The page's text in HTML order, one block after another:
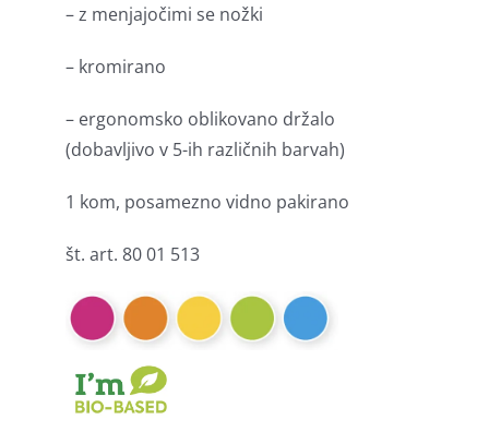
– z menjajočimi se nožki
– kromirano
– ergonomsko oblikovano držalo
(dobavljivo v 5-ih različnih barvah)
1 kom, posamezno vidno pakirano
št. art. 80 01 513